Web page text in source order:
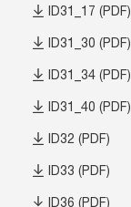
ID31_17 (PDF)
ID31_30 (PDF)
ID31_34 (PDF)
ID31_40 (PDF)
ID32 (PDF)
ID33 (PDF)
ID36 (PDF)